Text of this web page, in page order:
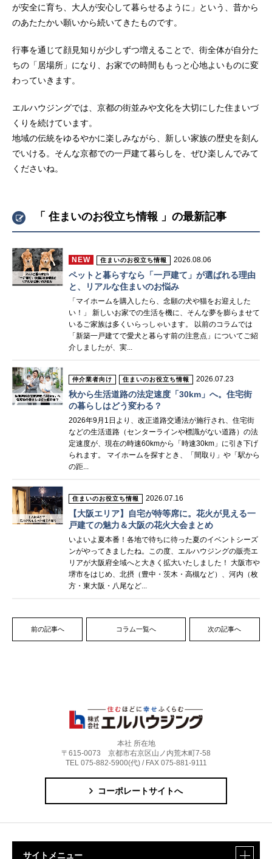
が安全に育ち、大人が安心して暮らせるように」という、昔から
のあたたかい願いから続いてきたものです。
行事を通じて顔見知りが少しずつ増えることで、街全体が自分た
ちの「居場所」になり、お家での時間ももっと心地よいものに変
わっていきます。
エルハウジングでは、京都の街並みや文化を大切にした住まいづ
くりを続けています。
地域の伝統をゆるやかに楽しみながら、新しい家族の歴史を刻ん
でいける。そんな京都での一戸建て暮らしを、ぜひ楽しんでみて
くださいね。
「 住まいのお役立ち情報 」の最新記事
NEW 住まいのお役立ち情報 2026.08.06
ペットと暮らすなら「一戸建て」が選ばれる理由
と、リアルな住まいのお悩み
「マイホームを購入したら、念願の犬や猫をお迎えした
い！」 新しいお家での生活を機に、そんな夢を膨らませて
いるご家族は多くいらっしゃいます。 以前のコラムでは
「新築一戸建てで愛犬と暮らす前の注意点」についてご紹
介しましたが、実...
仲介業者向け 住まいのお役立ち情報 2026.07.23
秋から生活道路の法定速度「30km」へ。住宅街
の暮らしはどう変わる？
2026年9月1日より、改正道路交通法が施行され、住宅街
などの生活道路（センターラインや標識がない道路）の法
定速度が、現在の時速60kmから「時速30km」に引き下げ
られます。 マイホームを探すとき、「間取り」や「駅から
の距...
住まいのお役立ち情報 2026.07.16
【大阪エリア】自宅が特等席に。花火が見える一
戸建ての魅力＆大阪の花火大会まとめ
いよいよ夏本番！各地で待ちに待った夏のイベントシーズ
ンがやってきましたね。この度、エルハウジングの販売エ
リアが大阪府全域へと大きく拡大いたしました！ 大阪市や
堺市をはじめ、北摂（豊中・茨木・高槻など）、河内（枚
方・東大阪・八尾など...
前の記事へ コラム一覧へ 次の記事へ
本社 所在地
〒615-0073 京都市右京区山ノ内荒木町7-58
TEL 075-882-5900(代) / FAX 075-881-9111
コーポレートサイトへ
サイトメニュー